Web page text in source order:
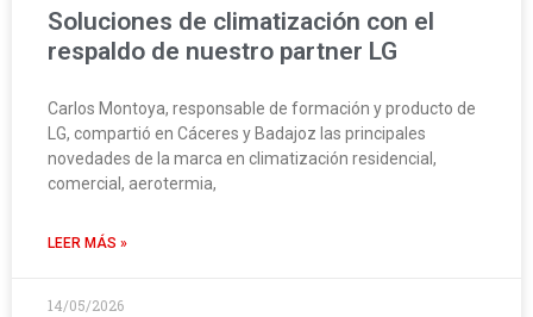
Soluciones de climatización con el
respaldo de nuestro partner LG
Carlos Montoya, responsable de formación y producto de
LG, compartió en Cáceres y Badajoz las principales
novedades de la marca en climatización residencial,
comercial, aerotermia,
LEER MÁS »
14/05/2026